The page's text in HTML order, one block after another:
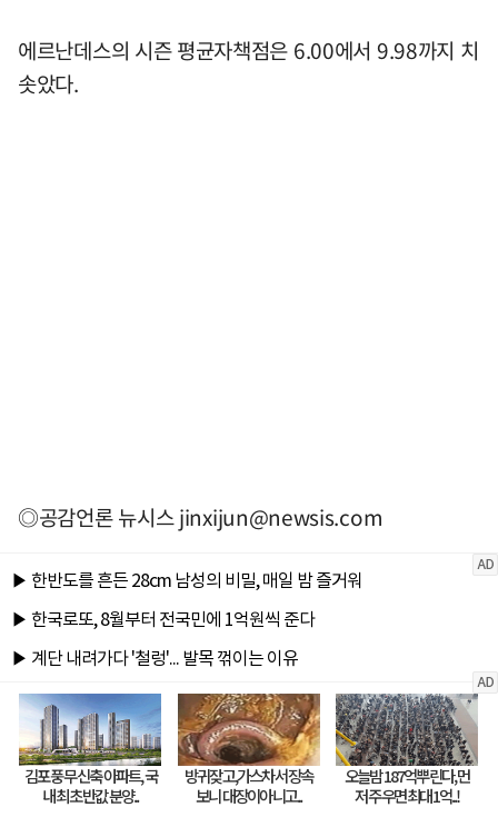
에르난데스의 시즌 평균자책점은 6.00에서 9.98까지 치
솟았다.
◎공감언론 뉴시스jinxijun@newsis.com